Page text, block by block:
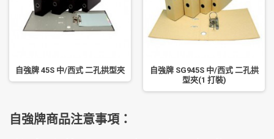
自強牌 45S 中/西式 二孔拱型夾
自強牌 SG945S 中/西式 二孔拱
型夾(1 打裝)
自強牌商品注意事項：